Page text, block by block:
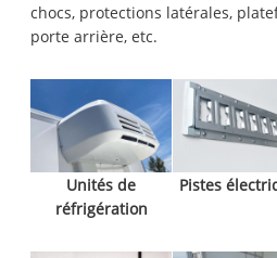
chocs, protections latérales,
porte arrière, etc.
Unités de
réfrigération
Pistes